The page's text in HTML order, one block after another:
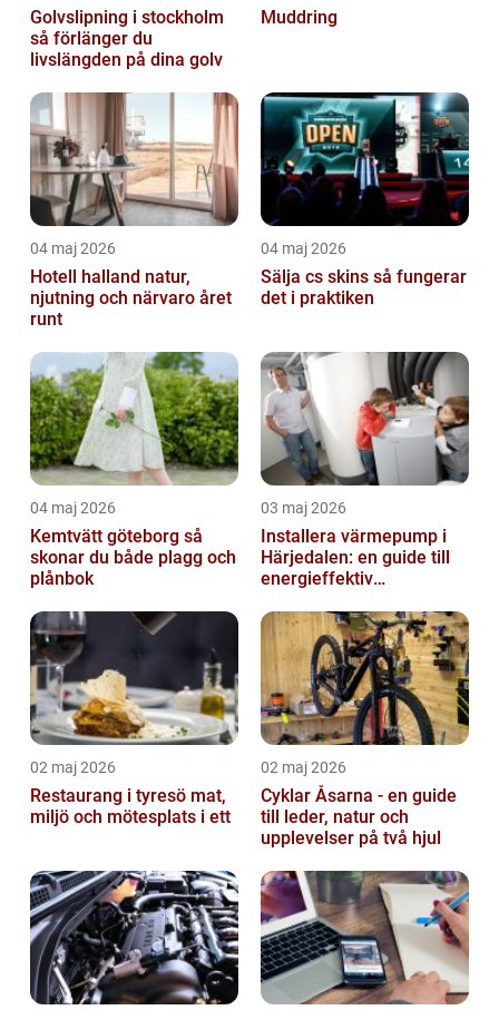
Golvslipning i stockholm
så förlänger du
livslängden på dina golv
Muddring
04 maj 2026
Hotell halland natur,
njutning och närvaro året
runt
04 maj 2026
Sälja cs skins så fungerar
det i praktiken
04 maj 2026
Kemtvätt göteborg så
skonar du både plagg och
plånbok
03 maj 2026
Installera värmepump i
Härjedalen: en guide till
energieffektiv
02 maj 2026
Restaurang i tyresö mat,
miljö och mötesplats i ett
02 maj 2026
Cyklar Åsarna - en guide
till leder, natur och
upplevelser på två hjul